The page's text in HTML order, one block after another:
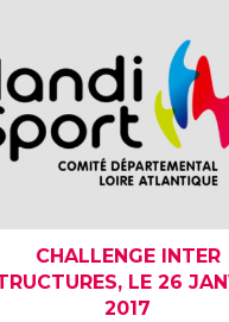
CHALLENGE INTER
LE 26
2017